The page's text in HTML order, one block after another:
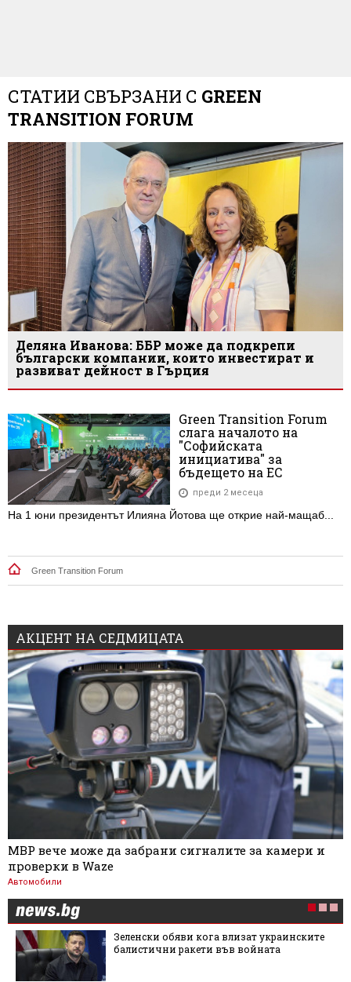
СТАТИИ СВЪРЗАНИ С GREEN
TRANSITION FORUM
Деляна Иванова: ББР може да подкрепи
български компании, които инвестират и
развиват дейност в Гърция
Green Transition Forum
слага началото на
"Софийската
инициатива" за
бъдещето на ЕС
преди 2 месеца
На 1 юни президентът Илияна Йотова ще открие най-мащаб...
Green Transition Forum
АКЦЕНТ НА СЕДМИЦАТА
МВР вече може да забрани сигналите за камери и
проверки в Waze
Автомобили
Зеленски обяви кога влизат украинските
балистични ракети във войната